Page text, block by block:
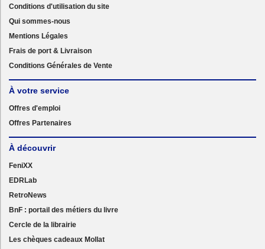
Conditions d'utilisation du site
Qui sommes-nous
Mentions Légales
Frais de port & Livraison
Conditions Générales de Vente
À votre service
Offres d'emploi
Offres Partenaires
À découvrir
FeniXX
EDRLab
RetroNews
BnF : portail des métiers du livre
Cercle de la librairie
Les chèques cadeaux Mollat